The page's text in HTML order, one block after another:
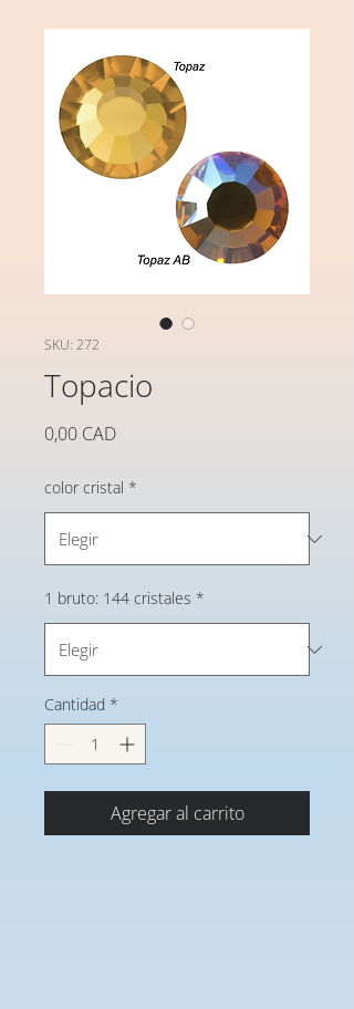
SKU: 272
Topacio
0,00 CADPrecio
color cristal *
1 bruto: 144 cristales *
Cantidad *
Agregar al carrito